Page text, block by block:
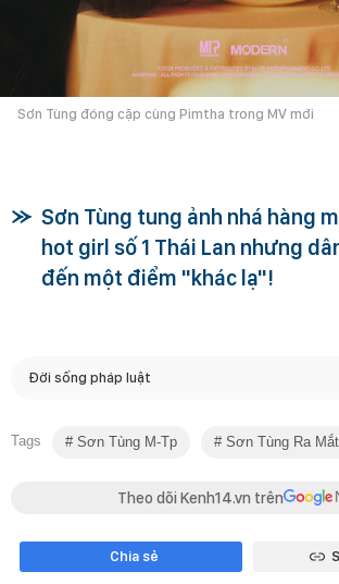
Sơn Tùng đóng cặp cùng Pimtha trong MV mới
Sơn Tùng tung ảnh nhá hàng
hot girl số 1 Thái Lan nhưng
đến một điểm "khác lạ"!
Đời sống pháp luật
Tags Sơn Tùng M-Tp Sơn Tùng Ra
Theo dõi Kenh14.vn trên
Chia sẻ